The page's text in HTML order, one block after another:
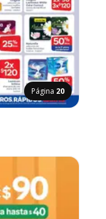
Página 20